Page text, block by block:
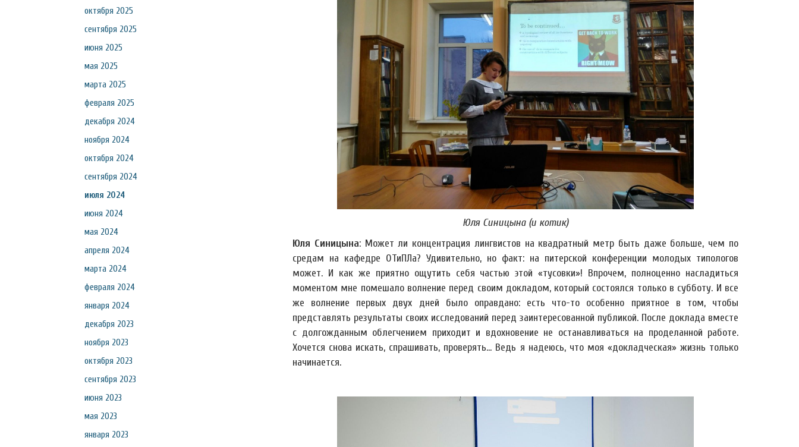
октября 2025
сентября 2025
июня 2025
мая 2025
марта 2025
февраля 2025
декабря 2024
ноября 2024
октября 2024
сентября 2024
июля 2024
июня 2024
мая 2024
апреля 2024
марта 2024
февраля 2024
января 2024
декабря 2023
ноября 2023
октября 2023
сентября 2023
июня 2023
мая 2023
января 2023
Юля Синицына (и котик)
Юля Синицына: Может ли концентрация лингвистов на квадратный метр быть даже больше, чем по
средам на кафедре ОТиПЛа? Удивительно, но факт: на питерской конференции молодых типологов
может. И как же приятно ощутить себя частью этой «тусовки»! Впрочем, полноценно насладиться
моментом мне помешало волнение перед своим докладом, который состоялся только в субботу. И все
же волнение первых двух дней было оправдано: есть что-то особенно приятное в том, чтобы
представлять результаты своих исследований перед заинтересованной публикой. После доклада вместе
с долгожданным облегчением приходит и вдохновение не останавливаться на проделанной работе.
Хочется снова искать, спрашивать, проверять… Ведь я надеюсь, что моя «докладческая» жизнь только
начинается.